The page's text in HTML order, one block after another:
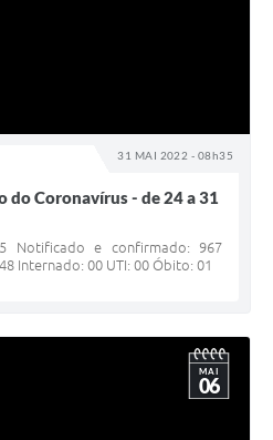
31 MAI 2022 - 08h35
do Coronavírus - de 24 a 31
Notificado e confirmado: 967
Internado: 00 UTI: 00 Óbito: 01
MAI
06